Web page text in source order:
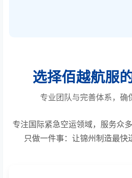
选择佰越航服
专业团队与完善体系，确
专注国际紧急空运领域，服务众
只做一件事：让锦州制造最快